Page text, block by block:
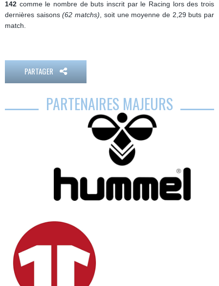
142 comme le nombre de buts inscrit par le Racing lors des trois
dernières saisons(62 matchs), soit une moyenne de 2,29 buts par
match.
PARTAGER
PARTENAIRES MAJEURS